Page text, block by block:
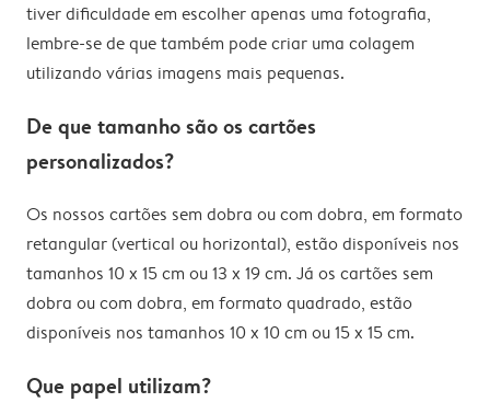
tiver dificuldade em escolher apenas uma fotografia,
lembre-se de que também pode criar uma colagem
utilizando várias imagens mais pequenas.
De que tamanho são os cartões
personalizados?
Os nossos cartões sem dobra ou com dobra, em formato
retangular (vertical ou horizontal), estão disponíveis nos
tamanhos 10 x 15 cm ou 13 x 19 cm. Já os cartões sem
dobra ou com dobra, em formato quadrado, estão
disponíveis nos tamanhos 10 x 10 cm ou 15 x 15 cm.
Que papel utilizam?